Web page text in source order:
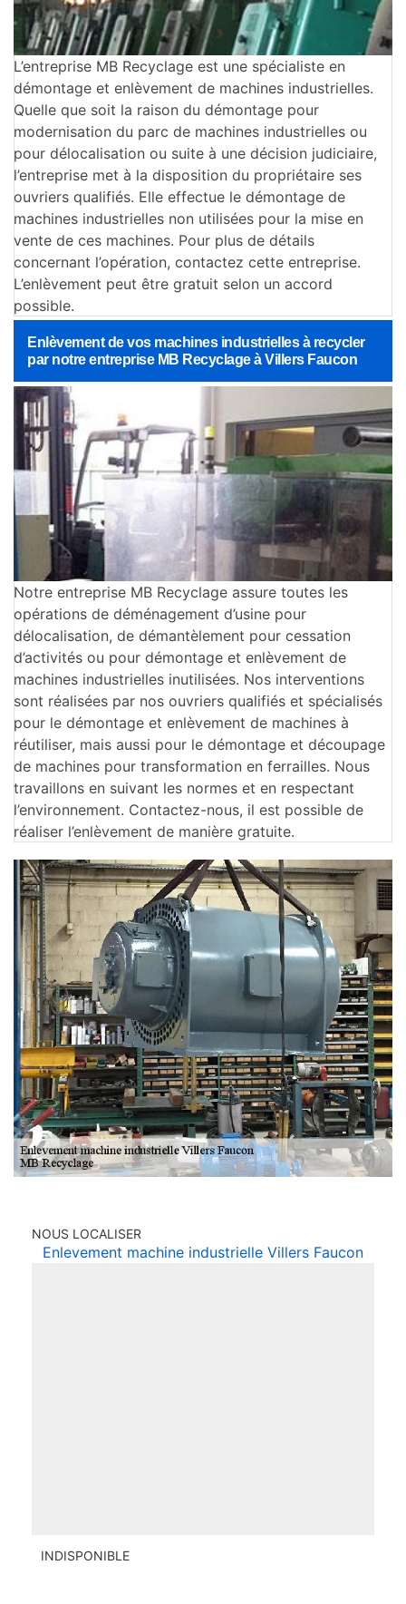
L’entreprise MB Recyclage est une spécialiste en
démontage et enlèvement de machines industrielles.
Quelle que soit la raison du démontage pour
modernisation du parc de machines industrielles ou
pour délocalisation ou suite à une décision judiciaire,
l’entreprise met à la disposition du propriétaire ses
ouvriers qualifiés. Elle effectue le démontage de
machines industrielles non utilisées pour la mise en
vente de ces machines. Pour plus de détails
concernant l’opération, contactez cette entreprise.
L’enlèvement peut être gratuit selon un accord
possible.
Enlèvement de vos machines industrielles à recycler
par notre entreprise MB Recyclage à Villers Faucon
Notre entreprise MB Recyclage assure toutes les
opérations de déménagement d’usine pour
délocalisation, de démantèlement pour cessation
d’activités ou pour démontage et enlèvement de
machines industrielles inutilisées. Nos interventions
sont réalisées par nos ouvriers qualifiés et spécialisés
pour le démontage et enlèvement de machines à
réutiliser, mais aussi pour le démontage et découpage
de machines pour transformation en ferrailles. Nous
travaillons en suivant les normes et en respectant
l’environnement. Contactez-nous, il est possible de
réaliser l’enlèvement de manière gratuite.
NOUS LOCALISER
Enlevement machine industrielle Villers Faucon
INDISPONIBLE